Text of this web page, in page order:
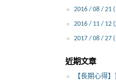
2016 / 08 / 21
2016 / 11 / 12
2017 / 08 / 27
近期文章
【長期心得